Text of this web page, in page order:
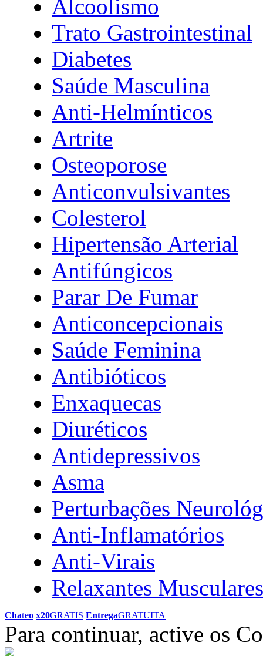
Alcoolismo
Trato Gastrointestinal
Diabetes
Saúde Masculina
Anti-Helmínticos
Artrite
Osteoporose
Anticonvulsivantes
Colesterol
Hipertensão Arterial
Antifúngicos
Parar De Fumar
Anticoncepcionais
Saúde Feminina
Antibióticos
Enxaquecas
Diuréticos
Antidepressivos
Asma
Perturbações
Anti-Inflamatórios
Anti-Virais
Relaxantes Musculares
Chateo x20GRATIS EntregaGRATUITA
Para continuar, active os